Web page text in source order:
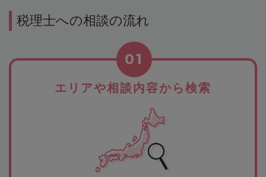
税理士への相談の流れ
エリアや相談内容から検索
01